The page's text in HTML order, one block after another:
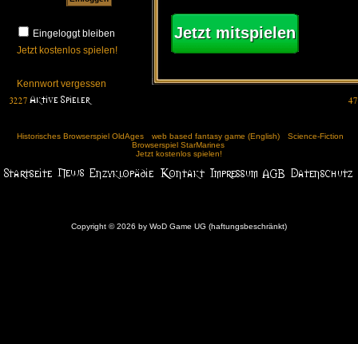
Eingeloggt bleiben
Jetzt kostenlos spielen!
Kennwort vergessen
Jetzt mitspielen
Historisches Browserspiel OldAges web based fantasy game (English)
Science-Fiction
Browserspiel StarMarines
Jetzt kostenlos spielen!
Copyright © 2026 by WoD Game UG (haftungsbeschränkt)